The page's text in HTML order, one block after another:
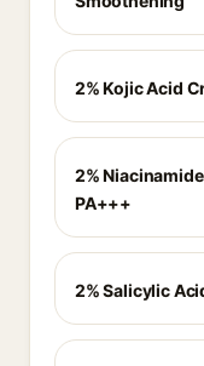
2% Kojic Acid
2%
PA+++
2% Salicylic